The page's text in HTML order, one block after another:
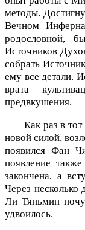
методы.
Вечном
родословной,
Источников
собрать
ему все детали.
врата
предвкушения.
Как раз в
новой силой,
появился Фан
появление
закончена, а
Через несколько
Ли Тяньмин
удвоилось.